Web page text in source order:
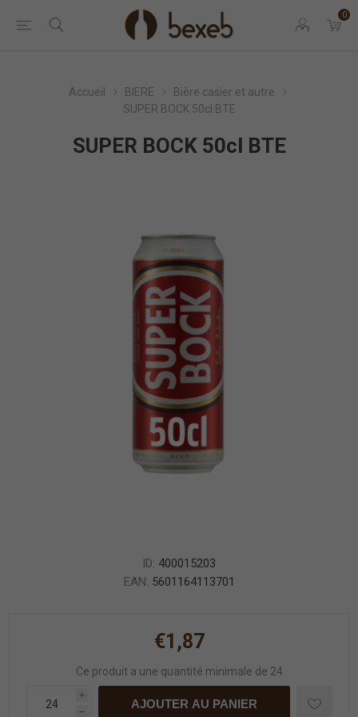
0
Accueil BIERE
Bière casier et autre
SUPER BOCK 50cl BTE
SUPER BOCK 50cl BTE
ID: 400015203
EAN: 5601164113701
€1,87
Ce produit a une quantité minimale de 24
i
h
AJOUTER AU PANIER